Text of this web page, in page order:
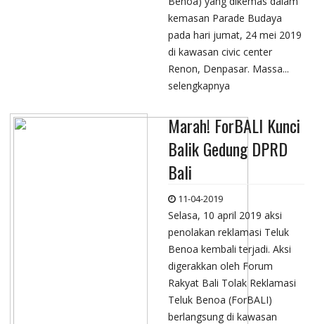
kemasan Parade Budaya
pada hari jumat, 24 mei 2019
di kawasan civic center
Renon, Denpasar. Massa...
selengkapnya
Marah! ForBALI Kunci
Balik Gedung DPRD
Bali
11-04-2019
Selasa, 10 april 2019 aksi
penolakan reklamasi Teluk
Benoa kembali terjadi. Aksi
digerakkan oleh Forum
Rakyat Bali Tolak Reklamasi
Teluk Benoa (ForBALI)
berlangsung di kawasan